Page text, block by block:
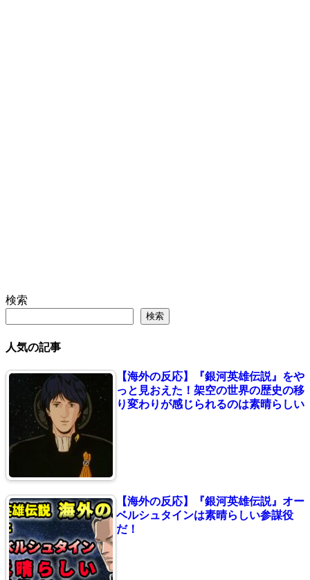
検索
検索
人気の記事
【海外の反応】『銀河英雄伝説』をや
っと見おえた！架空の世界の歴史の移
り変わりが感じられるのは素晴らしい
【海外の反応】『銀河英雄伝説』オー
ベルシュタインは素晴らしい参謀役
だ！